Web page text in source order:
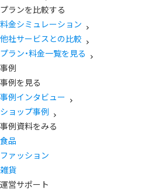
プランを比較する
料金シミュレーション
他社サービスとの比較
プラン・料金一覧を見る
事例
事例を見る
事例インタビュー
ショップ事例
事例資料をみる
食品
ファッション
雑貨
運営サポート